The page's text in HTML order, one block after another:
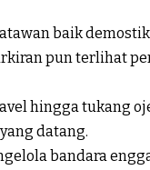
baik
pun terlihat
hingga tukang
datang.
bandara